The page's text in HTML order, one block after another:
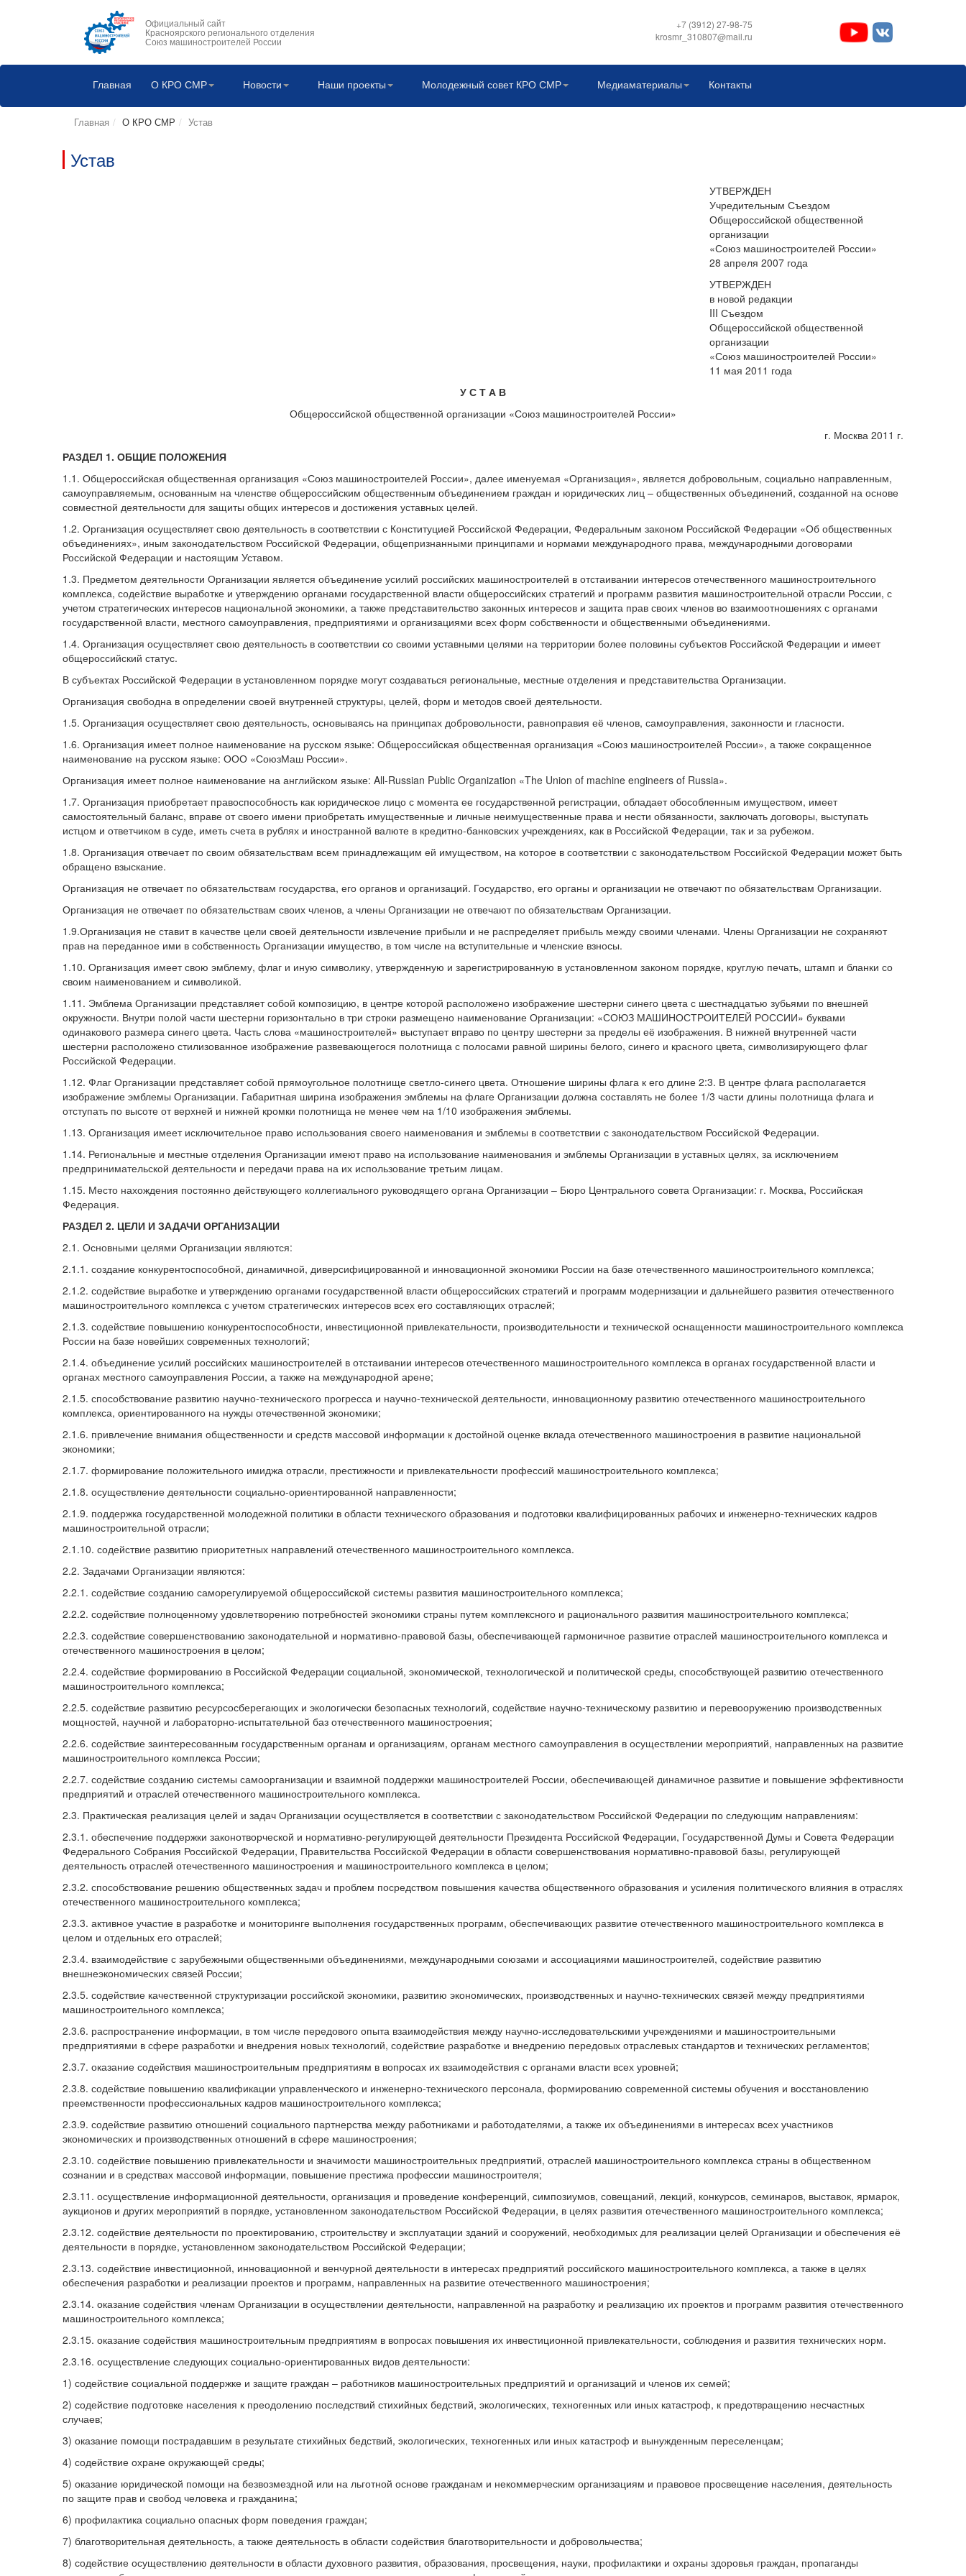
Официальный сайт
Красноярского регионального отделения
Союз машиностроителей России
+7 (3912) 27-98-75
krosmr_310807@mail.ru
Главная О КРО СМР Новости Наши проекты Молодежный совет КРО СМР Медиаматериалы Контакты
Главная О КРО СМР Устав
Устав
УТВЕРЖДЕН
Учредительным Съездом
Общероссийской общественной
организации
«Союз машиностроителей России»
28 апреля 2007 года
УТВЕРЖДЕН
в новой редакции
III Съездом
Общероссийской общественной
организации
«Союз машиностроителей России»
11 мая 2011 года
У С Т А В
Общероссийской общественной организации «Союз машиностроителей России»
г. Москва 2011 г.
РАЗДЕЛ 1. ОБЩИЕ ПОЛОЖЕНИЯ
1.1. Общероссийская общественная организация «Союз машиностроителей России», далее именуемая «Организация», является добровольным, социально направленным,
самоуправляемым, основанным на членстве общероссийским общественным объединением граждан и юридических лиц – общественных объединений, созданной на основе
совместной деятельности для защиты общих интересов и достижения уставных целей.
1.2. Организация осуществляет свою деятельность в соответствии с Конституцией Российской Федерации, Федеральным законом Российской Федерации «Об общественных
объединениях», иным законодательством Российской Федерации, общепризнанными принципами и нормами международного права, международными договорами
Российской Федерации и настоящим Уставом.
1.3. Предметом деятельности Организации является объединение усилий российских машиностроителей в отстаивании интересов отечественного машиностроительного
комплекса, содействие выработке и утверждению органами государственной власти общероссийских стратегий и программ развития машиностроительной отрасли России, с
учетом стратегических интересов национальной экономики, а также представительство законных интересов и защита прав своих членов во взаимоотношениях с органами
государственной власти, местного самоуправления, предприятиями и организациями всех форм собственности и общественными объединениями.
1.4. Организация осуществляет свою деятельность в соответствии со своими уставными целями на территории более половины субъектов Российской Федерации и имеет
общероссийский статус.
В субъектах Российской Федерации в установленном порядке могут создаваться региональные, местные отделения и представительства Организации.
Организация свободна в определении своей внутренней структуры, целей, форм и методов своей деятельности.
1.5. Организация осуществляет свою деятельность, основываясь на принципах добровольности, равноправия её членов, самоуправления, законности и гласности.
1.6. Организация имеет полное наименование на русском языке: Общероссийская общественная организация «Союз машиностроителей России», а также сокращенное
наименование на русском языке: ООО «СоюзМаш России».
Организация имеет полное наименование на английском языке: All-Russian Public Organization «The Union of machine engineers of Russia».
1.7. Организация приобретает правоспособность как юридическое лицо с момента ее государственной регистрации, обладает обособленным имуществом, имеет
самостоятельный баланс, вправе от своего имени приобретать имущественные и личные неимущественные права и нести обязанности, заключать договоры, выступать
истцом и ответчиком в суде, иметь счета в рублях и иностранной валюте в кредитно-банковских учреждениях, как в Российской Федерации, так и за рубежом.
1.8. Организация отвечает по своим обязательствам всем принадлежащим ей имуществом, на которое в соответствии с законодательством Российской Федерации может быть
обращено взыскание.
Организация не отвечает по обязательствам государства, его органов и организаций. Государство, его органы и организации не отвечают по обязательствам Организации.
Организация не отвечает по обязательствам своих членов, а члены Организации не отвечают по обязательствам Организации.
1.9.Организация не ставит в качестве цели своей деятельности извлечение прибыли и не распределяет прибыль между своими членами. Члены Организации не сохраняют
прав на переданное ими в собственность Организации имущество, в том числе на вступительные и членские взносы.
1.10. Организация имеет свою эмблему, флаг и иную символику, утвержденную и зарегистрированную в установленном законом порядке, круглую печать, штамп и бланки со
своим наименованием и символикой.
1.11. Эмблема Организации представляет собой композицию, в центре которой расположено изображение шестерни синего цвета с шестнадцатью зубьями по внешней
окружности. Внутри полой части шестерни горизонтально в три строки размещено наименование Организации: «СОЮЗ МАШИНОСТРОИТЕЛЕЙ РОССИИ» буквами
одинакового размера синего цвета. Часть слова «машиностроителей» выступает вправо по центру шестерни за пределы её изображения. В нижней внутренней части
шестерни расположено стилизованное изображение развевающегося полотнища с полосами равной ширины белого, синего и красного цвета, символизирующего флаг
Российской Федерации.
1.12. Флаг Организации представляет собой прямоугольное полотнище светло-синего цвета. Отношение ширины флага к его длине 2:3. В центре флага располагается
изображение эмблемы Организации. Габаритная ширина изображения эмблемы на флаге Организации должна составлять не более 1/3 части длины полотнища флага и
отступать по высоте от верхней и нижней кромки полотнища не менее чем на 1/10 изображения эмблемы.
1.13. Организация имеет исключительное право использования своего наименования и эмблемы в соответствии с законодательством Российской Федерации.
1.14. Региональные и местные отделения Организации имеют право на использование наименования и эмблемы Организации в уставных целях, за исключением
предпринимательской деятельности и передачи права на их использование третьим лицам.
1.15. Место нахождения постоянно действующего коллегиального руководящего органа Организации – Бюро Центрального совета Организации: г. Москва, Российская
Федерация.
РАЗДЕЛ 2. ЦЕЛИ И ЗАДАЧИ ОРГАНИЗАЦИИ
2.1. Основными целями Организации являются:
2.1.1. создание конкурентоспособной, динамичной, диверсифицированной и инновационной экономики России на базе отечественного машиностроительного комплекса;
2.1.2. содействие выработке и утверждению органами государственной власти общероссийских стратегий и программ модернизации и дальнейшего развития отечественного
машиностроительного комплекса с учетом стратегических интересов всех его составляющих отраслей;
2.1.3. содействие повышению конкурентоспособности, инвестиционной привлекательности, производительности и технической оснащенности машиностроительного комплекса
России на базе новейших современных технологий;
2.1.4. объединение усилий российских машиностроителей в отстаивании интересов отечественного машиностроительного комплекса в органах государственной власти и
органах местного самоуправления России, а также на международной арене;
2.1.5. способствование развитию научно-технического прогресса и научно-технической деятельности, инновационному развитию отечественного машиностроительного
комплекса, ориентированного на нужды отечественной экономики;
2.1.6. привлечение внимания общественности и средств массовой информации к достойной оценке вклада отечественного машиностроения в развитие национальной
экономики;
2.1.7. формирование положительного имиджа отрасли, престижности и привлекательности профессий машиностроительного комплекса;
2.1.8. осуществление деятельности социально-ориентированной направленности;
2.1.9. поддержка государственной молодежной политики в области технического образования и подготовки квалифицированных рабочих и инженерно-технических кадров
машиностроительной отрасли;
2.1.10. содействие развитию приоритетных направлений отечественного машиностроительного комплекса.
2.2. Задачами Организации являются:
2.2.1. содействие созданию саморегулируемой общероссийской системы развития машиностроительного комплекса;
2.2.2. содействие полноценному удовлетворению потребностей экономики страны путем комплексного и рационального развития машиностроительного комплекса;
2.2.3. содействие совершенствованию законодательной и нормативно-правовой базы, обеспечивающей гармоничное развитие отраслей машиностроительного комплекса и
отечественного машиностроения в целом;
2.2.4. содействие формированию в Российской Федерации социальной, экономической, технологической и политической среды, способствующей развитию отечественного
машиностроительного комплекса;
2.2.5. содействие развитию ресурсосберегающих и экологически безопасных технологий, содействие научно-техническому развитию и перевооружению производственных
мощностей, научной и лабораторно-испытательной баз отечественного машиностроения;
2.2.6. содействие заинтересованным государственным органам и организациям, органам местного самоуправления в осуществлении мероприятий, направленных на развитие
машиностроительного комплекса России;
2.2.7. содействие созданию системы самоорганизации и взаимной поддержки машиностроителей России, обеспечивающей динамичное развитие и повышение эффективности
предприятий и отраслей отечественного машиностроительного комплекса.
2.3. Практическая реализация целей и задач Организации осуществляется в соответствии с законодательством Российской Федерации по следующим направлениям:
2.3.1. обеспечение поддержки законотворческой и нормативно-регулирующей деятельности Президента Российской Федерации, Государственной Думы и Совета Федерации
Федерального Собрания Российской Федерации, Правительства Российской Федерации в области совершенствования нормативно-правовой базы, регулирующей
деятельность отраслей отечественного машиностроения и машиностроительного комплекса в целом;
2.3.2. способствование решению общественных задач и проблем посредством повышения качества общественного образования и усиления политического влияния в отраслях
отечественного машиностроительного комплекса;
2.3.3. активное участие в разработке и мониторинге выполнения государственных программ, обеспечивающих развитие отечественного машиностроительного комплекса в
целом и отдельных его отраслей;
2.3.4. взаимодействие с зарубежными общественными объединениями, международными союзами и ассоциациями машиностроителей, содействие развитию
внешнеэкономических связей России;
2.3.5. содействие качественной структуризации российской экономики, развитию экономических, производственных и научно-технических связей между предприятиями
машиностроительного комплекса;
2.3.6. распространение информации, в том числе передового опыта взаимодействия между научно-исследовательскими учреждениями и машиностроительными
предприятиями в сфере разработки и внедрения новых технологий, содействие разработке и внедрению передовых отраслевых стандартов и технических регламентов;
2.3.7. оказание содействия машиностроительным предприятиям в вопросах их взаимодействия с органами власти всех уровней;
2.3.8. содействие повышению квалификации управленческого и инженерно-технического персонала, формированию современной системы обучения и восстановлению
преемственности профессиональных кадров машиностроительного комплекса;
2.3.9. содействие развитию отношений социального партнерства между работниками и работодателями, а также их объединениями в интересах всех участников
экономических и производственных отношений в сфере машиностроения;
2.3.10. содействие повышению привлекательности и значимости машиностроительных предприятий, отраслей машиностроительного комплекса страны в общественном
сознании и в средствах массовой информации, повышение престижа профессии машиностроителя;
2.3.11. осуществление информационной деятельности, организация и проведение конференций, симпозиумов, совещаний, лекций, конкурсов, семинаров, выставок, ярмарок,
аукционов и других мероприятий в порядке, установленном законодательством Российской Федерации, в целях развития отечественного машиностроительного комплекса;
2.3.12. содействие деятельности по проектированию, строительству и эксплуатации зданий и сооружений, необходимых для реализации целей Организации и обеспечения её
деятельности в порядке, установленном законодательством Российской Федерации;
2.3.13. содействие инвестиционной, инновационной и венчурной деятельности в интересах предприятий российского машиностроительного комплекса, а также в целях
обеспечения разработки и реализации проектов и программ, направленных на развитие отечественного машиностроения;
2.3.14. оказание содействия членам Организации в осуществлении деятельности, направленной на разработку и реализацию их проектов и программ развития отечественного
машиностроительного комплекса;
2.3.15. оказание содействия машиностроительным предприятиям в вопросах повышения их инвестиционной привлекательности, соблюдения и развития технических норм.
2.3.16. осуществление следующих социально-ориентированных видов деятельности:
1) содействие социальной поддержке и защите граждан – работников машиностроительных предприятий и организаций и членов их семей;
2) содействие подготовке населения к преодолению последствий стихийных бедствий, экологических, техногенных или иных катастроф, к предотвращению несчастных
случаев;
3) оказание помощи пострадавшим в результате стихийных бедствий, экологических, техногенных или иных катастроф и вынужденным переселенцам;
4) содействие охране окружающей среды;
5) оказание юридической помощи на безвозмездной или на льготной основе гражданам и некоммерческим организациям и правовое просвещение населения, деятельность
по защите прав и свобод человека и гражданина;
6) профилактика социально опасных форм поведения граждан;
7) благотворительная деятельность, а также деятельность в области содействия благотворительности и добровольчества;
8) содействие осуществлению деятельности в области духовного развития, образования, просвещения, науки, профилактики и охраны здоровья граждан, пропаганды